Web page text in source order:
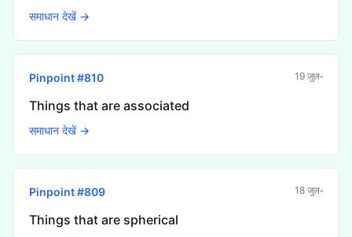
समाधान देखें →
Pinpoint #810 19 जुल॰
Things that are associated
समाधान देखें →
Pinpoint #809 18 जुल॰
Things that are spherical